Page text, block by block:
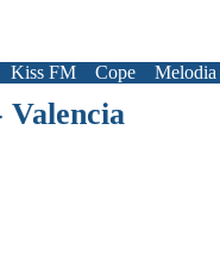
Kiss FM Cope